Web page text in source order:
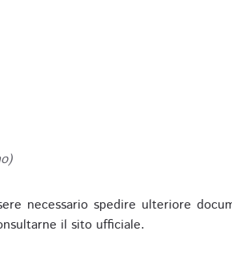
necessario spedire ulteriore
il sito ufficiale.